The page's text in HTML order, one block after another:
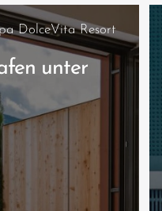
DolceVita Resort
unter